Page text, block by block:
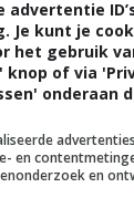
feest ter
Mark
Neve Campbell
Sela Ward,
advertentie
Je kunt je
het gebruik
knop of via
onderaan
en
en